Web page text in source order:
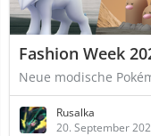
Fashion Week
Neue modische
Rusalka
20. September